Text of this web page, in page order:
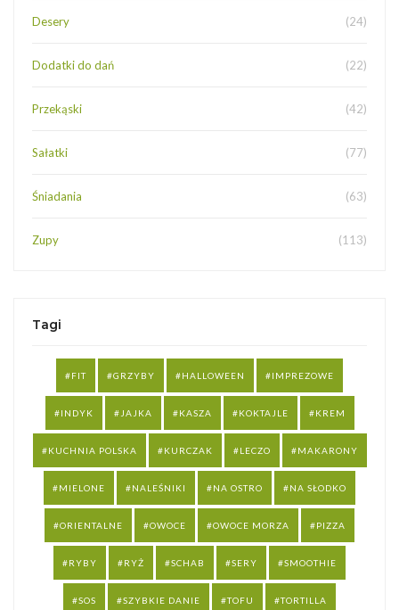
Desery (24)
Dodatki do dań (22)
Przekąski (42)
Sałatki (77)
Śniadania (63)
Zupy (113)
Tagi
FIT GRZYBY HALLOWEEN IMPREZOWE
INDYK JAJKA KASZA KOKTAJLE KREM
KUCHNIA POLSKA KURCZAK LECZO MAKARONY
MIELONE NALEŚNIKI NA OSTRO NA SŁODKO
ORIENTALNE OWOCE OWOCE MORZA PIZZA
RYBY RYŻ SCHAB SERY SMOOTHIE
SOS SZYBKIE DANIE TOFU TORTILLA